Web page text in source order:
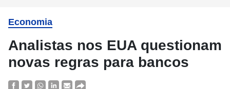
Economia
Analistas nos EUA questionam
novas regras para bancos